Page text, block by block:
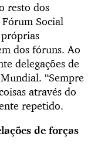
resto dos
Social
dos fóruns. Ao
delegações de
“Sempre
através do
repetido.
de forças